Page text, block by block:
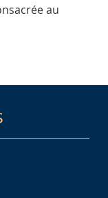
au